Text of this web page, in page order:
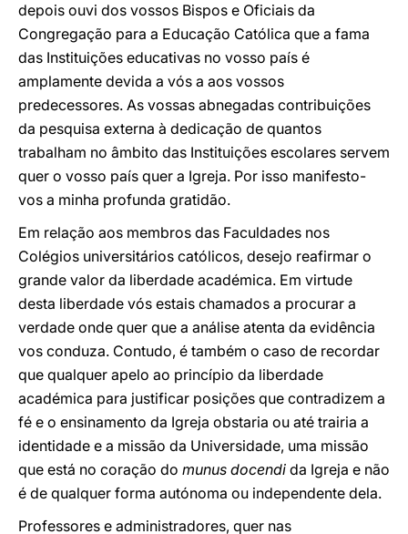
depois ouvi dos vossos Bispos e Oficiais da
Congregação para a Educação Católica que a fama
das Instituições educativas no vosso país é
amplamente devida a vós a aos vossos
predecessores. As vossas abnegadas contribuições
da pesquisa externa à dedicação de quantos
trabalham no âmbito das Instituições escolares servem
quer o vosso país quer a Igreja. Por isso manifesto-
vos a minha profunda gratidão.
Em relação aos membros das Faculdades nos
Colégios universitários católicos, desejo reafirmar o
grande valor da liberdade académica. Em virtude
desta liberdade vós estais chamados a procurar a
verdade onde quer que a análise atenta da evidência
vos conduza. Contudo, é também o caso de recordar
que qualquer apelo ao princípio da liberdade
académica para justificar posições que contradizem a
fé e o ensinamento da Igreja obstaria ou até trairia a
identidade e a missão da Universidade, uma missão
que está no coração do munus docendi da Igreja e não
é de qualquer forma autónoma ou independente dela.
Professores e administradores, quer nas